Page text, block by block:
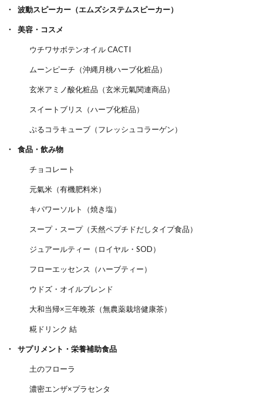
波動スピーカー（エムズシステムスピーカー）
美容・コスメ
ウチワサボテンオイル CACTI
ムーンピーチ（沖縄月桃ハーブ化粧品）
玄米アミノ酸化粧品（玄米元氣関連商品）
スイートブリス（ハーブ化粧品）
ぷるコラキューブ（フレッシュコラーゲン）
食品・飲み物
チョコレート
元氣米（有機肥料米）
キパワーソルト（焼き塩）
スープ・スープ（天然ペプチドだしタイプ食品）
ジュアールティー（ロイヤル・SOD）
フローエッセンス（ハーブティー）
ウドズ・オイルブレンド
大和当帰×三年晩茶（無農薬栽培健康茶）
糀ドリンク 結
サプリメント・栄養補助食品
土のフローラ
濃密エンザ×プラセンタ